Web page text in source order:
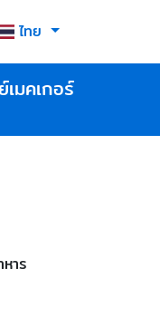
ไทย
มคเกอร์
าร